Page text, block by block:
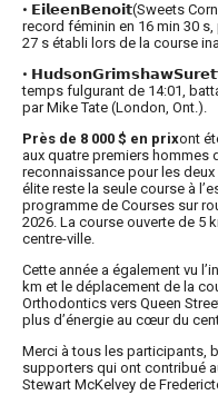
• 𝗘𝗶𝗹𝗲𝗲𝗻𝗕𝗲𝗻𝗼𝗶𝘁(Sweets
record féminin en 16 min 30
27 s établi lors de la course
•
temps fulgurant de 14:01,
par Mike Tate (London, Ont.).
Près de 8 000 $ en prixont
aux quatre premiers hommes
reconnaissance pour les
élite reste la seule course à
programme de Courses sur
2026. La course ouverte de 5
centre-ville.
Cette année a également vu
km et le déplacement de la
Orthodontics vers Queen
plus d’énergie au cœur du
Merci à tous les participants,
supporters qui ont contribué
Stewart McKelvey de